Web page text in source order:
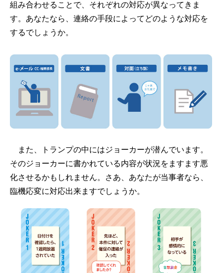
組み合わせることで、それぞれの対応が異なってきま
す。あなたなら、連絡の手段によってどのような対応を
するでしょうか。
また、トランプの中にはジョーカーが潜んでいます。
そのジョーカーに書かれている内容が状況をますます悪
化させるかもしれません。さあ、あなたが当事者なら、
臨機応変に対応出来ますでしょうか。